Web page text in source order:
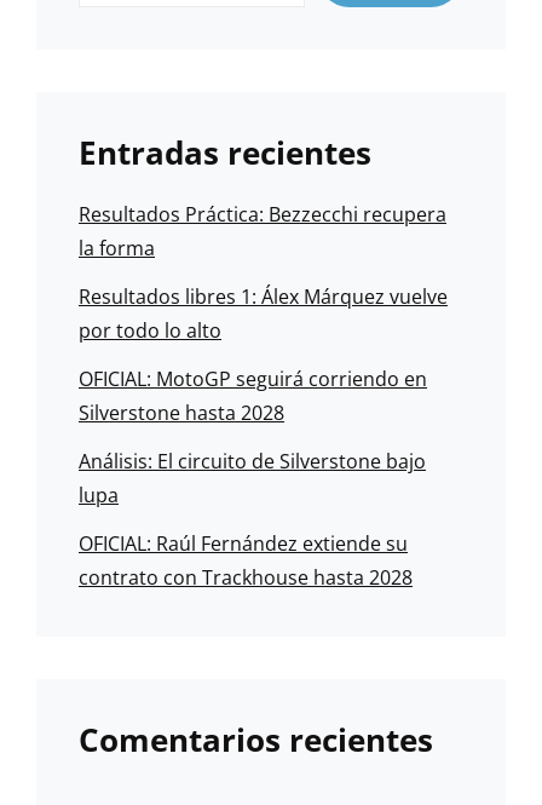
Entradas recientes
Resultados Práctica: Bezzecchi recupera
la forma
Resultados libres 1: Álex Márquez vuelve
por todo lo alto
OFICIAL: MotoGP seguirá corriendo en
Silverstone hasta 2028
Análisis: El circuito de Silverstone bajo
lupa
OFICIAL: Raúl Fernández extiende su
contrato con Trackhouse hasta 2028
Comentarios recientes